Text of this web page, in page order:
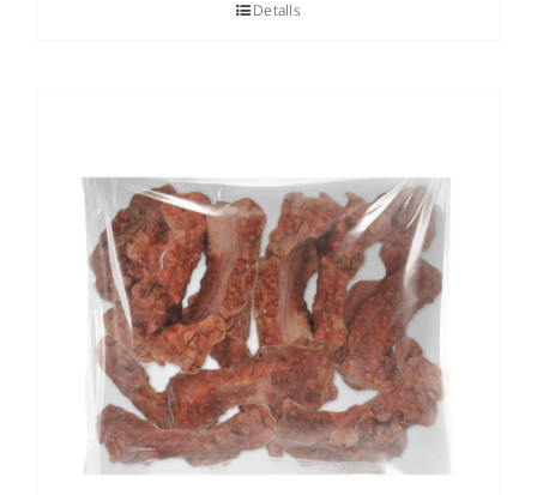
Detalls